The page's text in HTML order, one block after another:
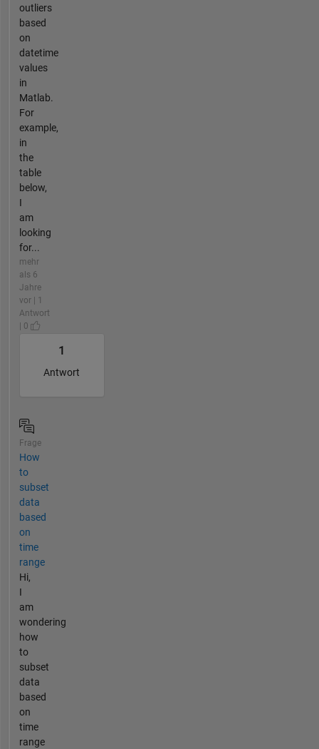
outliers
based
on
datetime
values
in
Matlab.
For
example,
in
the
table
below,
I
am
looking
for...
mehr
als 6
Jahre
vor | 1
Antwort
| 0
1
Antwort
Frage
How
to
subset
data
based
on
time
range
Hi,
I
am
wondering
how
to
subset
data
based
on
time
range